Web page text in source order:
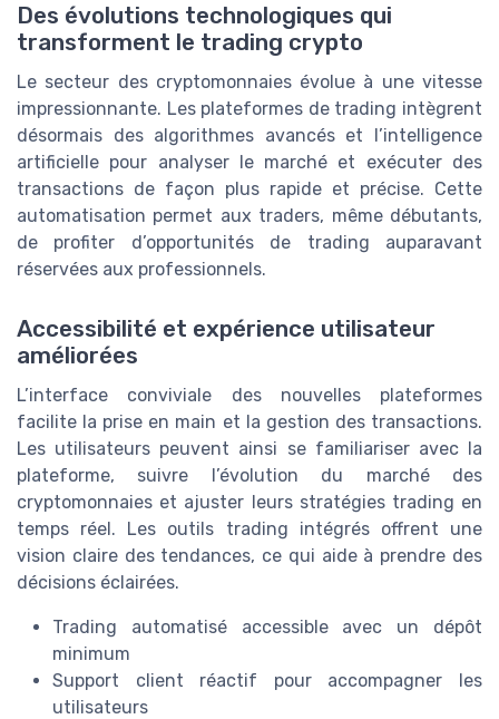
Des évolutions technologiques qui
transforment le trading crypto
Le secteur des cryptomonnaies évolue à une vitesse
impressionnante. Les plateformes de trading intègrent
désormais des algorithmes avancés et l’intelligence
artificielle pour analyser le marché et exécuter des
transactions de façon plus rapide et précise. Cette
automatisation permet aux traders, même débutants,
de profiter d’opportunités de trading auparavant
réservées aux professionnels.
Accessibilité et expérience utilisateur
améliorées
L’interface conviviale des nouvelles plateformes
facilite la prise en main et la gestion des transactions.
Les utilisateurs peuvent ainsi se familiariser avec la
plateforme, suivre l’évolution du marché des
cryptomonnaies et ajuster leurs stratégies trading en
temps réel. Les outils trading intégrés offrent une
vision claire des tendances, ce qui aide à prendre des
décisions éclairées.
Trading automatisé accessible avec un dépôt
minimum
Support client réactif pour accompagner les
utilisateurs